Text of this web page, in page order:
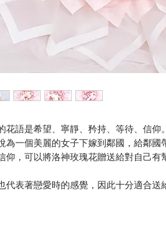
花語是希望、寧靜、矜持、等待、信仰。
為一個美麗的女子下嫁到鄰國，給鄰國
仰，可以將洛神玫瑰花贈送給對自己有
代表著戀愛時的感覺，因此十分適合送